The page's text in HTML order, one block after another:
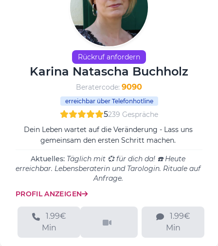
Rückruf anfordern
Karina Natascha Buchholz
Beratercode: 9090
erreichbar über Telefonhotline
5239 Gespräche
Dein Leben wartet auf die Veränderung - Lass uns
gemeinsam den ersten Schritt machen.
Aktuelles: Täglich mit 💞 für dich da! ☎️ Heute
erreichbar. Lebensberaterin und Tarologin. Rituale auf
Anfrage.
PROFIL ANZEIGEN
Min
Min